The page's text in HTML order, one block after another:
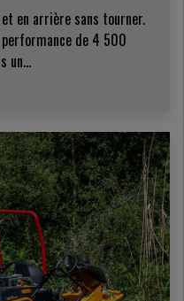
en arrière sans tourner.
de 4 500
un...